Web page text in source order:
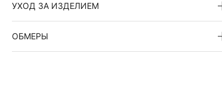
УХОД ЗА ИЗДЕЛИЕМ
ОБМЕРЫ